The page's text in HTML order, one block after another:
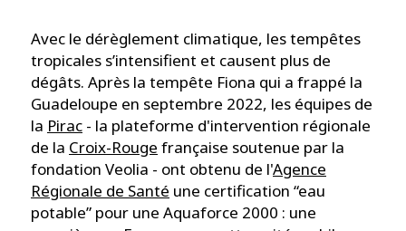
Avec le dérèglement climatique, les tempêtes
tropicales s’intensifient et causent plus de
dégâts. Après la tempête Fiona qui a frappé la
Guadeloupe en septembre 2022, les équipes de
la Pirac - la plateforme d'intervention régionale
de la Croix-Rouge française soutenue par la
fondation Veolia - ont obtenu de l'Agence
Régionale de Santé une certification “eau
potable” pour une Aquaforce 2000 : une